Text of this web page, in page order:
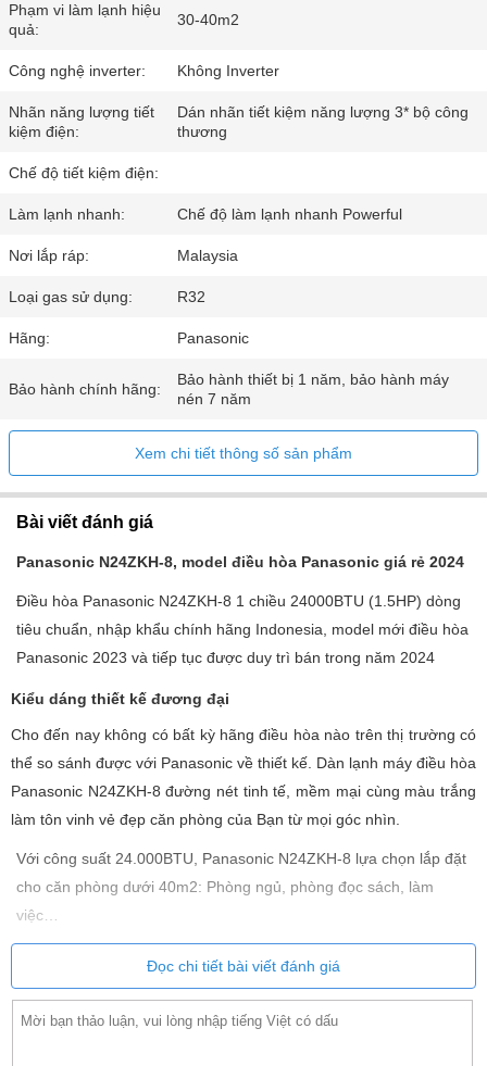
Phạm vi làm lạnh hiệu
quả:
30-40m2
Công nghệ inverter: Không Inverter
Nhãn năng lượng tiết
kiệm điện:
Dán nhãn tiết kiệm năng lượng 3* bộ công
thương
Chế độ tiết kiệm điện:
Làm lạnh nhanh: Chế độ làm lạnh nhanh Powerful
Nơi lắp ráp: Malaysia
Loại gas sử dụng: R32
Hãng: Panasonic
Bảo hành chính hãng:
Bảo hành thiết bị 1 năm, bảo hành máy
nén 7 năm
Xem chi tiết thông số sản phẩm
Bài viết đánh giá
Panasonic N24ZKH-8, model điều hòa Panasonic giá rẻ 2024
Điều hòa Panasonic N24ZKH-8 1 chiều 24000BTU (1.5HP) dòng
tiêu chuẩn, nhập khẩu chính hãng Indonesia, model mới điều hòa
Panasonic 2023 và tiếp tục được duy trì bán trong năm 2024
Kiểu dáng thiết kế đương đại
Cho đến nay không có bất kỳ hãng điều hòa nào trên thị trường có
thể so sánh được với Panasonic về thiết kế. Dàn lạnh máy điều hòa
Panasonic N24ZKH-8 đường nét tinh tế, mềm mại cùng màu trắng
làm tôn vinh vẻ đẹp căn phòng của Bạn từ mọi góc nhìn.
Với công suất 24.000BTU, Panasonic N24ZKH-8 lựa chọn lắp đặt
cho căn phòng dưới 40m2: Phòng ngủ, phòng đọc sách, làm
việc…
Làm lạnh siêu nhanh
Tiêu chí làm lạnh nhanh là yếu tố then chốt yêu cầu của bất kỳ sản
Đọc chi tiết bài viết đánh giá